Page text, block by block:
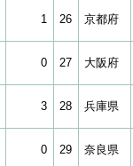
1 26 京都府
0 27 大阪府
3 28 兵庫県
0 29 奈良県